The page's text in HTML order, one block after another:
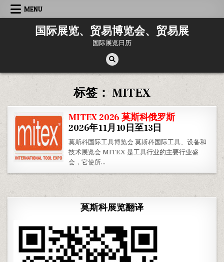
Skip
MENU
国际展览、贸易博览会、贸易展
国际展览日历
标签： MITEX
MITEX 2026 莫斯科俄罗斯
2026年11月10日至13日
莫斯科国际工具博览会 莫斯科国际工具、设备和
技术展览会 MITEX 是工具行业的主要行业盛
会，它使所…
莫斯科展览翻译